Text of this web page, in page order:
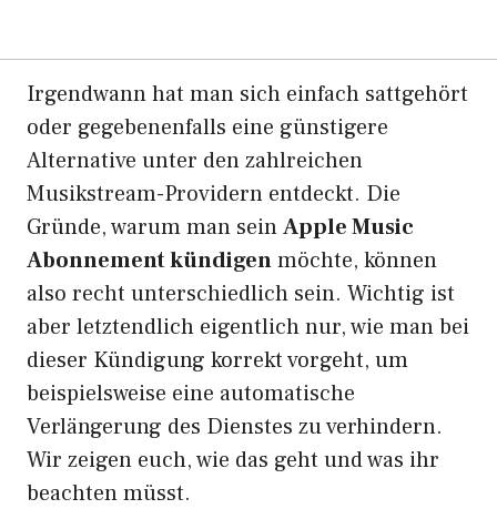
Irgendwann hat man sich einfach sattgehört
oder gegebenenfalls eine günstigere
Alternative unter den zahlreichen
Musikstream-Providern entdeckt. Die
Gründe, warum man seinApple Music
Abonnement kündigenmöchte, können
also recht unterschiedlich sein. Wichtig ist
aber letztendlich eigentlich nur, wie man bei
dieser Kündigung korrekt vorgeht, um
beispielsweise eine automatische
Verlängerung des Dienstes zu verhindern.
Wir zeigen euch, wie das geht und was ihr
beachten müsst.